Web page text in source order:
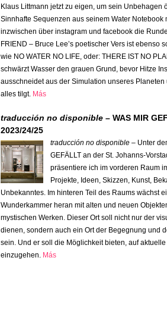
Klaus Littmann jetzt zu eigen, um sein Unbehagen
Sinnhafte Sequenzen aus seinem Water Notebook
inzwischen über instagram und facebook die
FRIEND – Bruce Lee’s poetischer Vers ist ebenso
wie NO WATER NO LIFE, oder: THERE IST NO
schwärzt Wasser den grauen Grund, bevor Hitze
ausschneidet aus der Simulation unseres Planeten
alles tilgt. Más
traducción no disponible – WAS MIR
2023/24/25
traducción no disponible – Unter
GEFÄLLT an der St. Johanns-
präsentiere ich im vorderen Raum
Projekte, Ideen, Skizzen, Kunst,
Unbekanntes. Im hinteren Teil des Raums wächst
Wunderkammer heran mit alten und neuen
mystischen Werken. Dieser Ort soll nicht nur der
dienen, sondern auch ein Ort der Begegnung und
sein. Und er soll die Möglichkeit bieten, auf
einzugehen. Más